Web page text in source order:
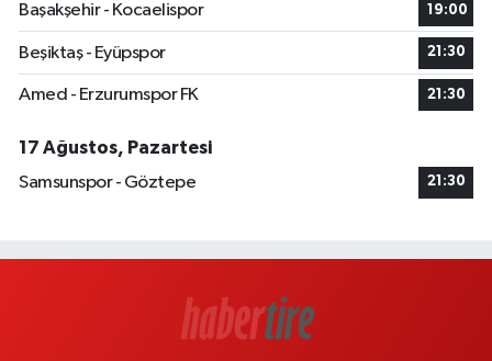
Başakşehir - Kocaelispor
19:00
Beşiktaş - Eyüpspor 21:30
Amed - Erzurumspor FK 21:30
17 Ağustos, Pazartesi
Samsunspor - Göztepe
21:30